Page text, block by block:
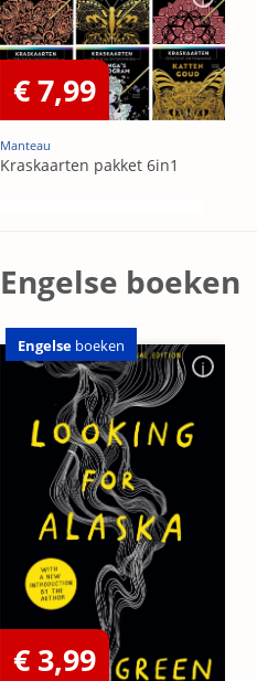
€ 7,99
Manteau
Kraskaarten pakket 6in1
Engelse boeken
Engelse boeken
€ 3,99